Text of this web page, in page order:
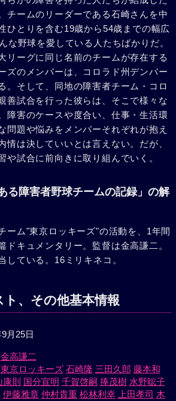
チームのリーダーである石崎さんを中
ひとりを含む19歳から54歳までの幅広
な野球を愛している人たちばかりだ。
リーグに同じ名前のチームが存在する
ズのメンバーは、コロラド州デンバー
。そして、同地の障害者チーム・コロ
善試合を行った彼らは、そこで様々な
障害のケースや度合い、仕事・生活環
問題や悩みをメンバーそれぞれが抱え
情は決していいとは言えない。だが、
や試合に前向きに取り組んでいく。
る障害者野球チームの記録」の解
ーム"東京ロッキーズ"の活動を、1年間
ドキュメンタリー。監督は金高謙二。
している。16ミリキネコ。
ト、その他基本情報
月25日
金高謙二
東京ロッキーズ 石崎隆 三田久郎 藤本和
則 国分宣明 千賀啓嗣 捧茂樹 水野聡子
伊藤雅章 仲村貴重 松林利幸 上田孝司 木